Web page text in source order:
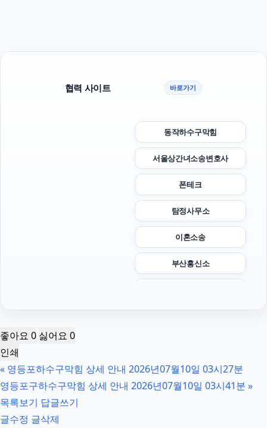
협력 사이트 바로가기
동작하수구막힘
서울상간녀소송변호사
폰테크
탐정사무소
이혼소송
부산흥신소
안산피부과
좋아요 0 싫어요 0
인쇄
« 영등포하수구막힘 상세 안내 2026년07월10일 03시27분
영등포구하수구막힘 상세 안내 2026년07월10일 03시41분 »
목록보기 답글쓰기
글수정 글삭제